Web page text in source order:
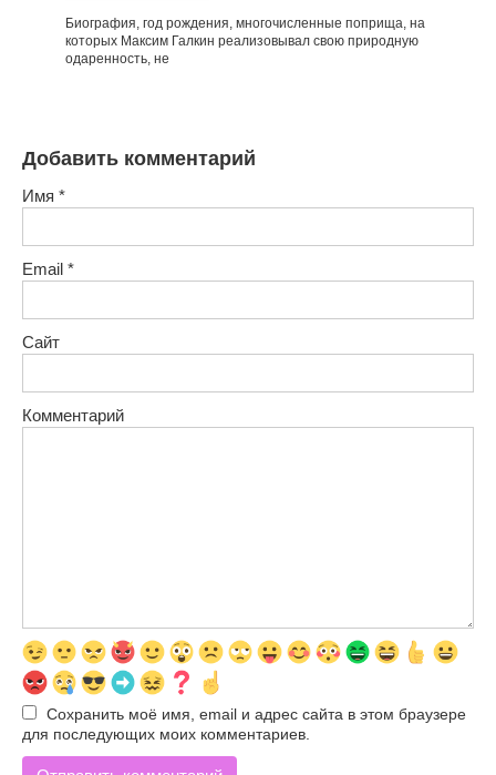
Биография, год рождения, многочисленные поприща, на
которых Максим Галкин реализовывал свою природную
одаренность, не
Добавить комментарий
Имя *
Email *
Сайт
Комментарий
Сохранить моё имя, email и адрес сайта в этом браузере
для последующих моих комментариев.